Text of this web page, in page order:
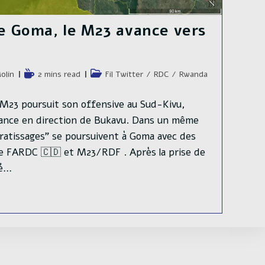
Goma, le M23 avance vers
Temps
lecture :
2 mins read
PostFil Twitter / RDC / Rwanda
poursuit son offensive au Sud-Kivu,
en direction de Bukavu. Dans un même
se poursuivent à Goma avec des
FARDC 🇨🇩 et M23/RDF . Après la prise de